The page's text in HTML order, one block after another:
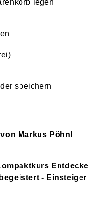
legen
speichern
Markus Pöhnl
Entdecke
- Einsteiger